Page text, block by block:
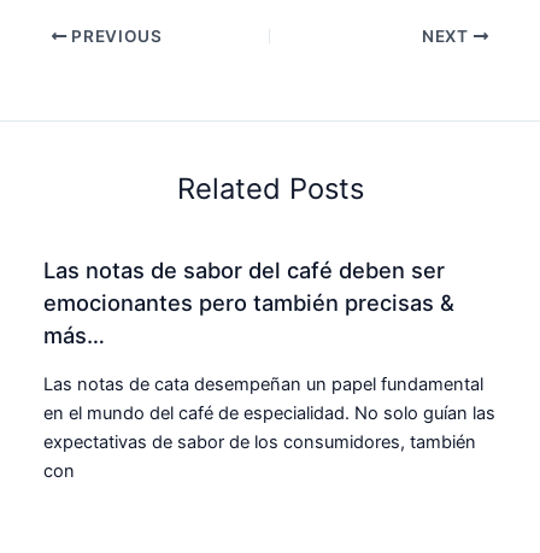
PREVIOUS NEXT
Related Posts
Las notas de sabor del café deben ser
emocionantes pero también precisas &
más…
Las notas de cata desempeñan un papel fundamental
en el mundo del café de especialidad. No solo guían las
expectativas de sabor de los consumidores, también
con